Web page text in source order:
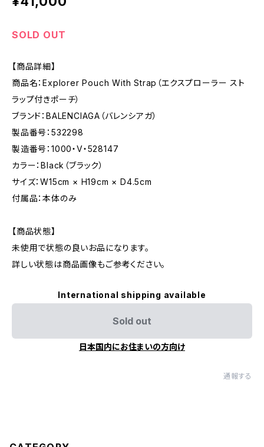
SOLD OUT
【商品詳細】
商品名：Explorer Pouch With Strap（エクスプローラー スト
ラップ付きポーチ）
ブランド：BALENCIAGA（バレンシアガ）
製品番号：532298
製造番号：1000・V・528147
カラー：Black（ブラック）
サイズ：W15cm × H19cm × D4.5cm
付属品：本体のみ
【商品状態】
未使用で状態の良いお品になります。
詳しい状態は商品画像もご参考ください。
International shipping available
Sold out
日本国内にお住まいの方向け
通報する